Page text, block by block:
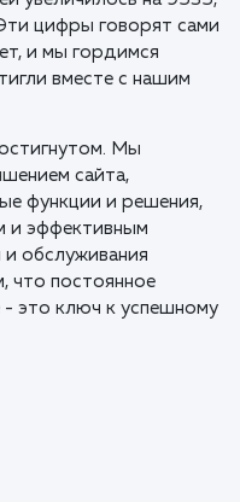
ядра и
сделали feed и
трафик на сайт
новые услуги,
широкого круга
при покупке